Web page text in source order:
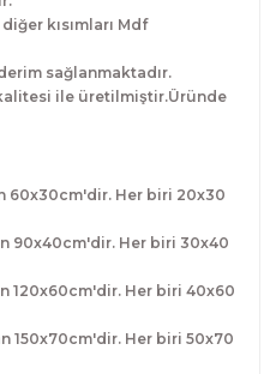
kısımları Mdf
sağlanmaktadır.
ile üretilmiştir.Üründe
60x30cm'dir. Her biri 20x30
90x40cm'dir. Her biri 30x40
120x60cm'dir. Her biri 40x60
150x70cm'dir. Her biri 50x70